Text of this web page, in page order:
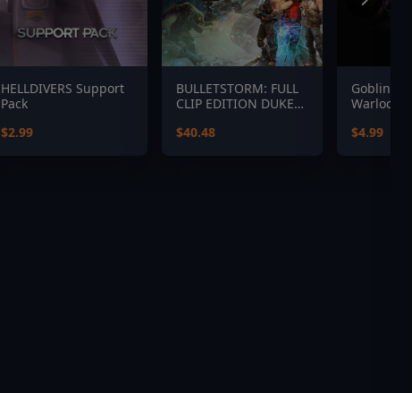
HELLDIVERS Support
Pack
$2.99
BULLETSTORM: FULL
CLIP EDITION DUKE
$40.48
Goblin
Warlock
$4.99